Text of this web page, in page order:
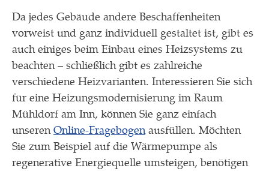
Da jedes Gebäude andere Beschaffenheiten
vorweist und ganz individuell gestaltet ist, gibt es
auch einiges beim Einbau eines Heizsystems zu
beachten – schließlich gibt es zahlreiche
verschiedene Heizvarianten. Interessieren Sie sich
für eine Heizungsmodernisierung im Raum
Mühldorf am Inn, können Sie ganz einfach
unserenOnline-Fragebogenausfüllen. Möchten
Sie zum Beispiel auf die Wärmepumpe als
regenerative Energiequelle umsteigen, benötigen